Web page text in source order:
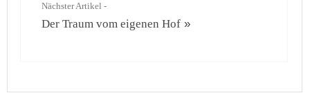
Nächster Artikel -
Der Traum vom eigenen Hof »